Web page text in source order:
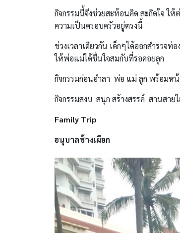
กิจกรรมนี้จึงช่วยสะท้อนคิด สะกิดใจ ใ
ความเป็นครอบครัวอยู่ตรงนี้
ช่วงเวลาเดียวกัน เด็กๆได้ออกสำรวจ
ให้พ่อแม่ได้ชื่นใจสมกับที่รอคอยลูก
กิจกรรมก่อนอำลา พ่อ แม่ ลูก พร้อมห
กิจกรรมสงบ สนุก สร้างสรรค์ สานสาย
Family Trip
อนุบาลช้างเผือก